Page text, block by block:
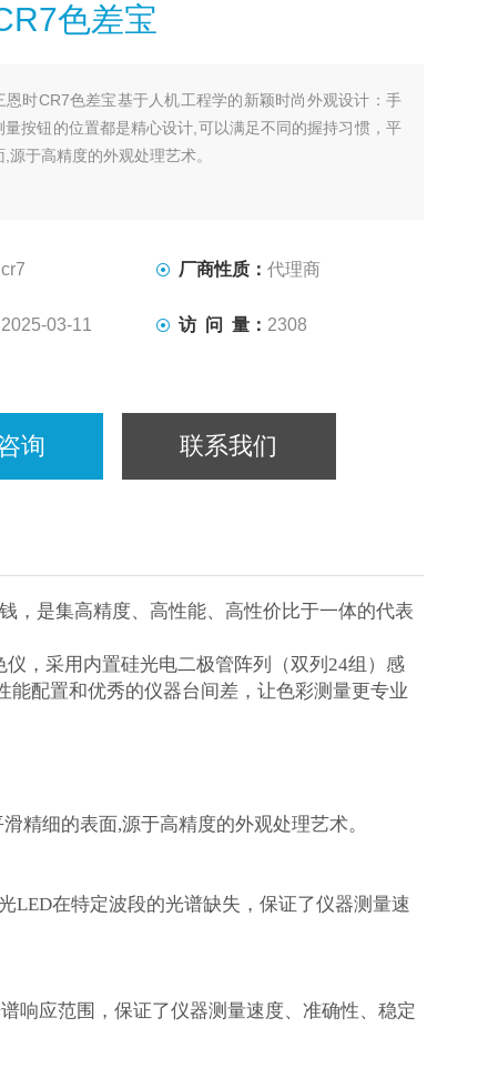
色差宝
恩时CR7色差宝基于人机工程学的新颖时尚外观设计：手
量按钮的位置都是精心设计,可以满足不同的握持习惯，平
源于高精度的外观处理艺术。
cr7 厂商性质：代理商
2025-03-11 访 问 量： 2308
询 联系我们
，是集高精度、高性能、高性价比于一体的代表
，采用内置硅光电二极管阵列（双列24组）感
能配置和优秀的仪器台间差，让色彩测量更专业
精细的表面,源于高精度的外观处理艺术。
LED在特定波段的光谱缺失，保证了仪器测量速
响应范围，保证了仪器测量速度、准确性、稳定